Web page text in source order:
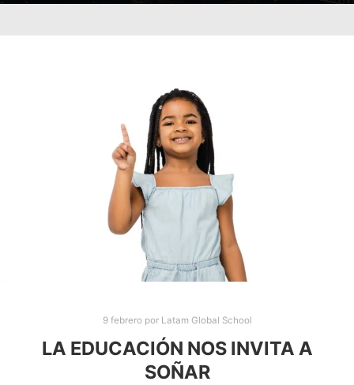
9 febreropor Latam Global School
LA EDUCACIÓN NOS INVITA A
SOÑAR